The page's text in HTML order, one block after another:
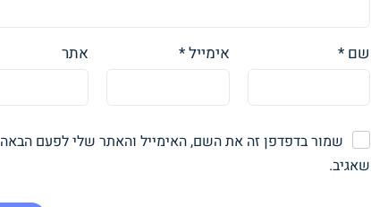
שם * אימייל* אתר
שמור בדפדפן זה את השם, האימייל והאתר שלי לפעם הבאה
שאגיב.